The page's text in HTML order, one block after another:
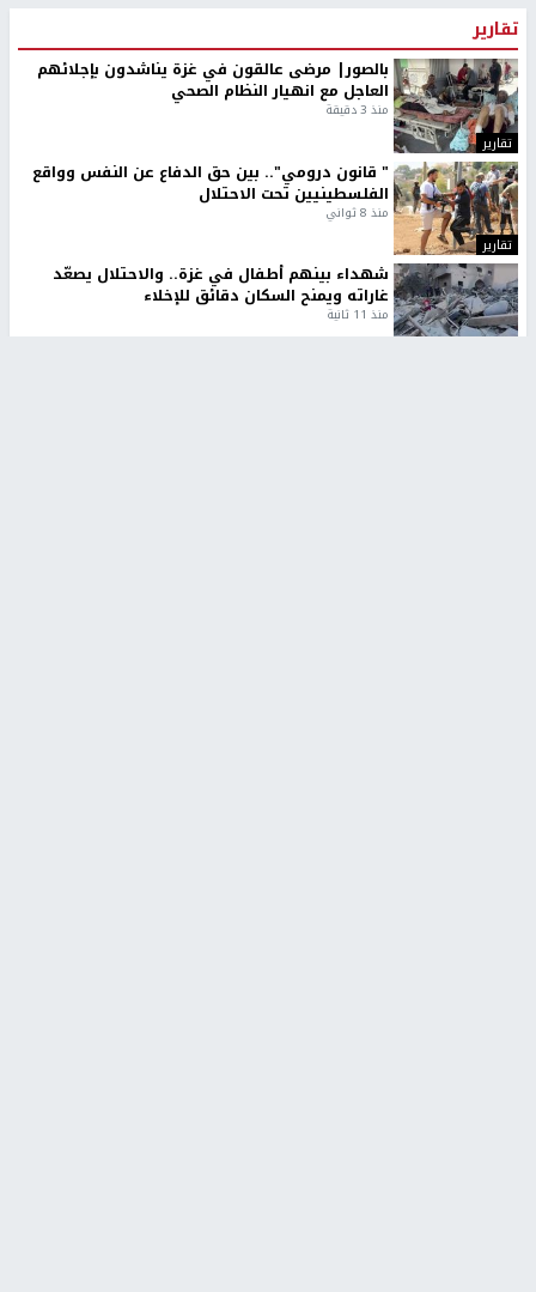
تقارير
تقارير
بالصور| مرضى عالقون في غزة يناشدون بإجلائهم
العاجل مع انهيار النظام الصحي
منذ 3 دقيقة
تقارير
" قانون درومي".. بين حق الدفاع عن النفس وواقع
الفلسطينيين تحت الاحتلال
منذ 8 ثواني
شهداء بينهم أطفال في غزة.. والاحتلال يصعّد
غاراته ويمنح السكان دقائق للإخلاء
منذ 11 ثانية